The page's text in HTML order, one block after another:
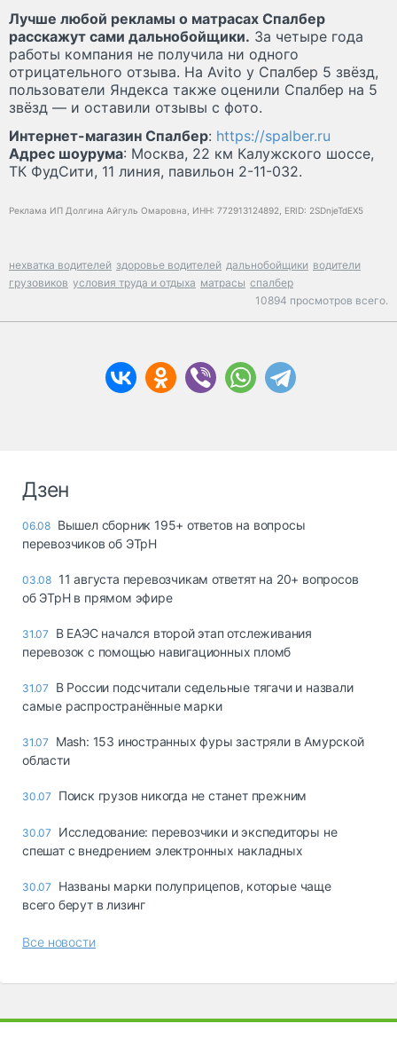
Лучше любой рекламы о матрасах Спалбер
расскажут сами дальнобойщики. За четыре года
работы компания не получила ни одного
отрицательного отзыва. На Avito у Спалбер 5 звёзд,
пользователи Яндекса также оценили Спалбер на 5
звёзд — и оставили отзывы с фото.
Интернет-магазин Спалбер: https://spalber.ru
Адрес шоурума: Москва, 22 км Калужского шоссе,
ТК ФудСити, 11 линия, павильон 2-11-032.
Реклама ИП Долгина Айгуль Омаровна, ИНН: 772913124892, ERID: 2SDnjeTdEX5
нехватка водителей здоровье водителей дальнобойщики водители
грузовиков условия труда и отдыха матрасы спалбер
10894 просмотров всего.
Дзен
06.08 Вышел сборник 195+ ответов на вопросы
перевозчиков об ЭТрН
03.08 11 августа перевозчикам ответят на 20+ вопросов
об ЭТрН в прямом эфире
31.07
В ЕАЭС начался второй этап отслеживания
перевозок с помощью навигационных пломб
31.07
В России подсчитали седельные тягачи и назвали
самые распространённые марки
31.07
Mash: 153 иностранных фуры застряли в Амурской
области
30.07 Поиск грузов никогда не станет прежним
30.07
Исследование: перевозчики и экспедиторы не
спешат с внедрением электронных накладных
30.07
Названы марки полуприцепов, которые чаще
всего берут в лизинг
Все новости